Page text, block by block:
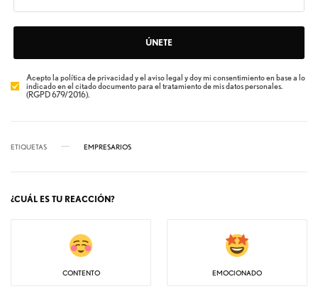
ÚNETE
Acepto la política de privacidad y el aviso legal y doy mi consentimiento en base a lo
indicado en el citado documento para el tratamiento de mis datos personales.
(RGPD 679/2016).
ETIQUETAS EMPRESARIOS
¿CUÁL ES TU REACCIÓN?
CONTENTO EMOCIONADO